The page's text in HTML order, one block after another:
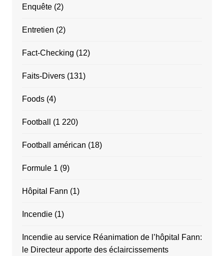
Enquête(2)
Entretien (2)
Fact-Checking (12)
Faits-Divers(131)
Foods(4)
Football (1 220)
Football américan (18)
Formule 1 (9)
Hôpital Fann (1)
Incendie(1)
Incendie au service Réanimation de l’hôpital Fann:
le Directeur apporte des éclaircissements